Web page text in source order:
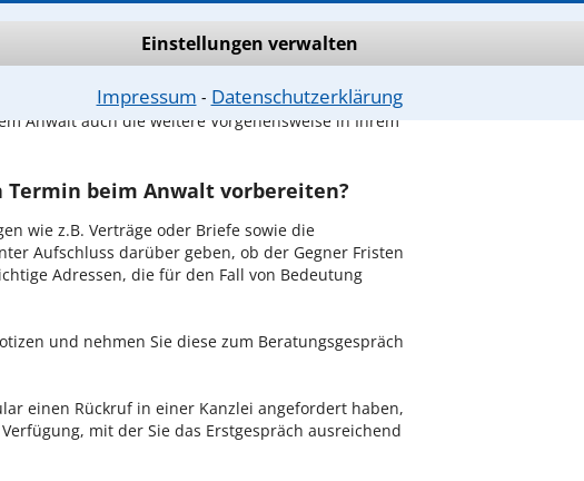
Einstellungen verwalten
Impressum ⁃ Datenschutzerklärung
Erstgespräch in Bielefeld?
Rechtsanwalt für Recht am eigenen Bild in
den Sachverhalt zu schildern, sodass Sie eine
und Ihren Erfolgsaussichten erhalten. In diesem
Anwalt auch die weitere Vorgehensweise in Ihrem
Termin beim Anwalt vorbereiten?
wie z.B. Verträge oder Briefe sowie die
Aufschluss darüber geben, ob der Gegner Fristen
Adressen, die für den Fall von Bedeutung
und nehmen Sie diese zum Beratungsgespräch
einen Rückruf in einer Kanzlei angefordert haben,
mit der Sie das Erstgespräch ausreichend